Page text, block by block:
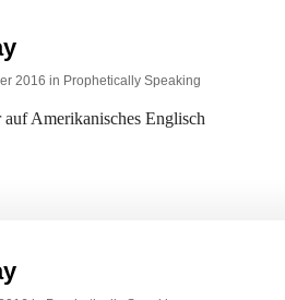
2016 in Prophetically Speaking
Amerikanisches Englisch